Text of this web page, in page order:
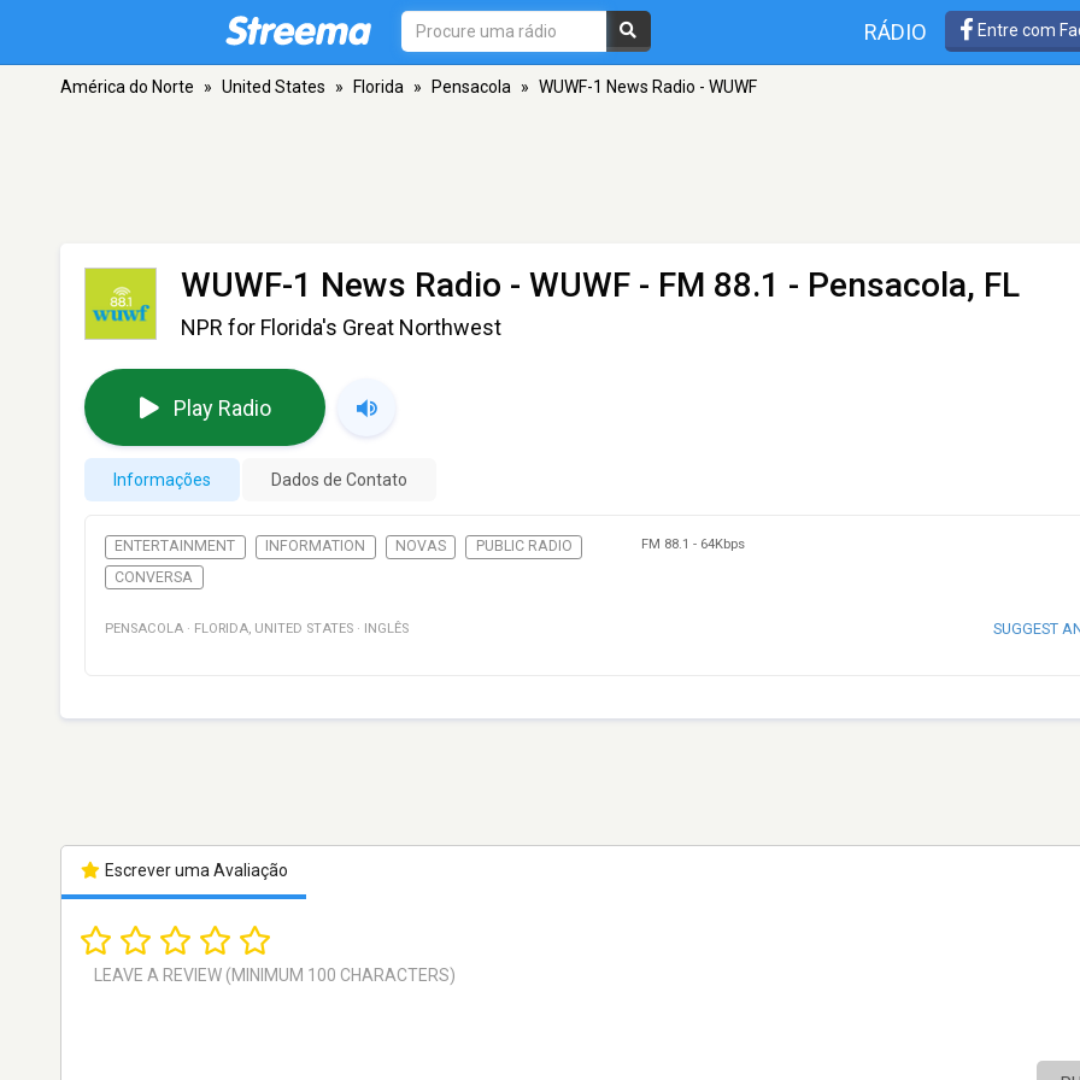
RÁDIO Entre com
América do Norte » United States » Florida » Pensacola » WUWF-1 News Radio - WUWF
WUWF-1 News Radio - WUWF - FM 88.1 - Pensacola, FL
NPR for Florida's Great Northwest
Play Radio
Informações Dados de Contato
ENTERTAINMENT INFORMATION NOVAS
PUBLIC RADIO
CONVERSA
FM 88.1 - 64Kbps
PENSACOLA · FLORIDA, UNITED STATES · INGLÊS SUGGEST
Escrever uma Avaliação